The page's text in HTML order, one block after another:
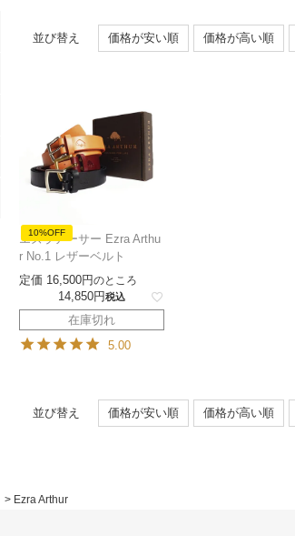
並び替え 価格が安い順 価格が高い順
10%OFF
エズラアーサー Ezra Arthu
r No.1 レザーベルト
定価 16,500 のところ
14,850 税込
在庫切れ
5.00
並び替え 価格が安い順 価格が高い順
Ezra Arthur